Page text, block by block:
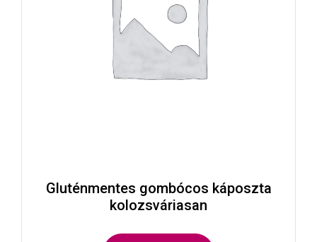
Gluténmentes gombócos káposzta
kolozsváriasan